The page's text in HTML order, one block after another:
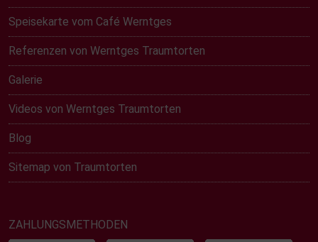
Speisekarte vom Café Werntges
Referenzen von Werntges Traumtorten
Galerie
Videos von Werntges Traumtorten
Blog
Sitemap von Traumtorten
ZAHLUNGSMETHODEN